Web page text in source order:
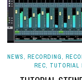
NEWS, RECORDING,
REC, TUTORIAL